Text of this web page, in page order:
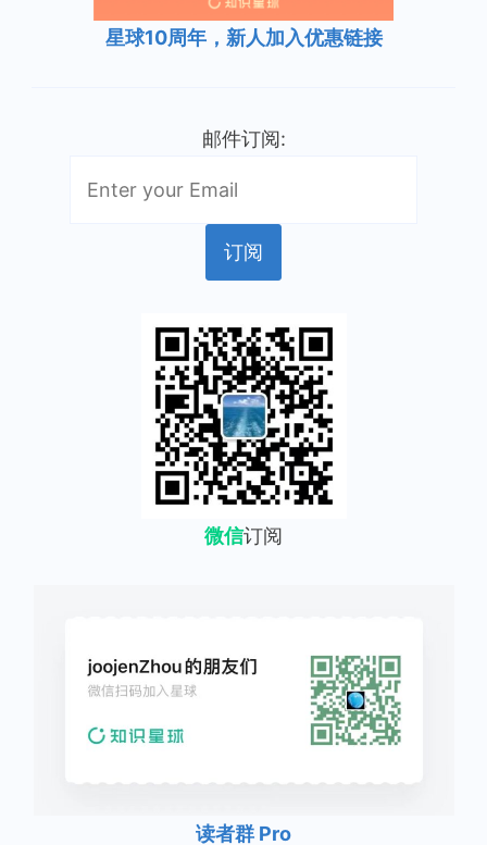
星球10周年，新人加入优惠链接
邮件订阅:
微信订阅
读者群 Pro